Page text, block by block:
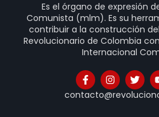
Es el órgano de expresión
Comunista (mlm). Es su
contribuir a la construcción
Revolucionario de Colombia
Internacional